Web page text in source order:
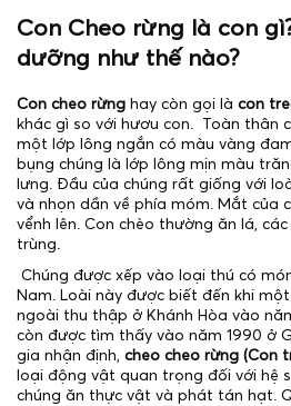
Con Cheo rừng là con
dưỡng như thế nào?
Con cheo rừng hay còn gọi là con
khác gì so với hươu con. Toàn thân
một lớp lông ngắn có màu vàng
bụng chúng là lớp lông mịn màu
lưng. Đầu của chúng rất giống với
và nhọn dần về phía móm. Mắt của
vểnh lên. Con chèo thường ăn lá,
trùng.
Chúng được xếp vào loại thú có
Nam. Loài này được biết đến khi
ngoài thu thập ở Khánh Hòa vào
còn được tìm thấy vào năm 1990 ở
gia nhận định, cheo cheo rừng (Con
loại động vật quan trọng đối với hệ
chúng ăn thực vật và phát tán hạt.